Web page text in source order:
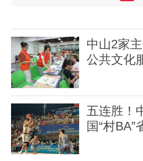
中山2家
公共文化
五连胜！
国“村BA”